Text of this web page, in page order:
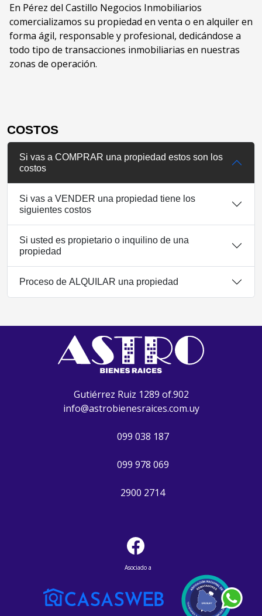
En Pérez del Castillo Negocios Inmobiliarios
comercializamos su propiedad en venta o en alquiler en
forma ágil, responsable y profesional, dedicándose a
todo tipo de transacciones inmobiliarias en nuestras
zonas de operación.
COSTOS
Si vas a COMPRAR una propiedad estos son los
costos
Si vas a VENDER una propiedad tiene los
siguientes costos
Si usted es propietario o inquilino de una
propiedad
Proceso de ALQUILAR una propiedad
Gutiérrez Ruiz 1289 of.902
info@astrobienesraices.com.uy
099 038 187
099 978 069
2900 2714
Asociado a